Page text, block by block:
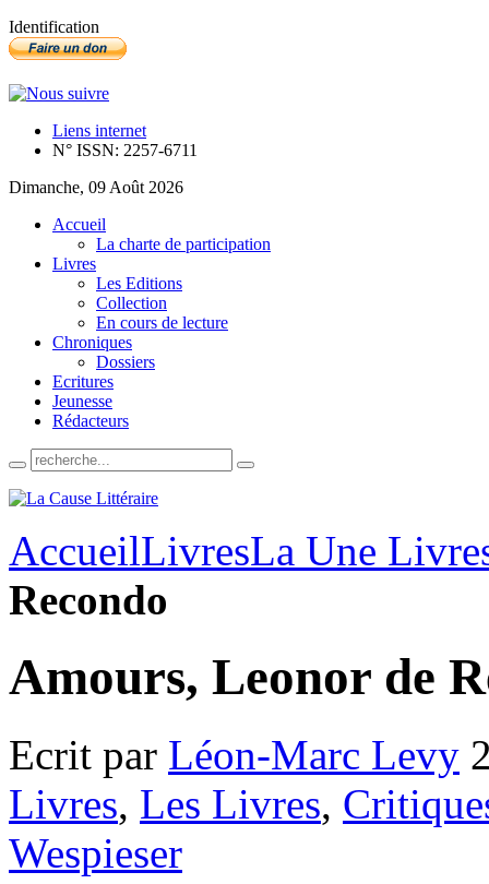
Identification
Liens internet
N° ISSN: 2257-6711
Dimanche, 09 Août 2026
Accueil
La charte de participation
Livres
Les Editions
Collection
En cours de lecture
Chroniques
Dossiers
Ecritures
Jeunesse
Rédacteurs
AccueilLivresLa Une
Recondo
Amours, Leonor de
Ecrit par Léon-Marc Levy
Livres, Les Livres,
Wespieser